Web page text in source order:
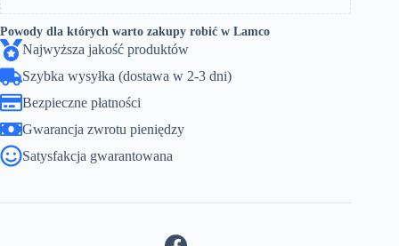
Powody dla których warto zakupy robić w Lamco
Najwyższa jakość produktów
Szybka wysyłka (dostawa w 2-3 dni)
Bezpieczne płatności
Gwarancja zwrotu pieniędzy
Satysfakcja gwarantowana